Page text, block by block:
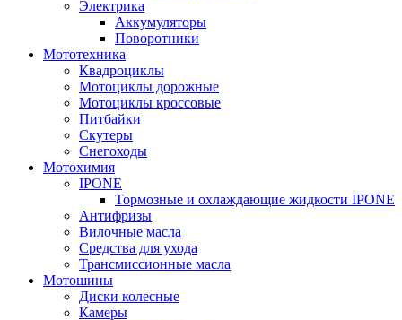
Электрика
Аккумуляторы
Поворотники
Мототехника
Квадроциклы
Мотоциклы дорожные
Мотоциклы кроссовые
Питбайки
Скутеры
Снегоходы
Мотохимия
IPONE
Тормозные и охлаждающие жидкости IPONE
Антифризы
Вилочные масла
Средства для ухода
Трансмиссионные масла
Мотошины
Диски колесные
Камеры